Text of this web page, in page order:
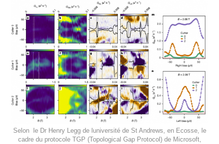
Selon le Dr Henry Legg de luniversité de St Andrews, en Ecosse, le
cadre du protocole TGP (Topological Gap Protocol) de Microsoft,